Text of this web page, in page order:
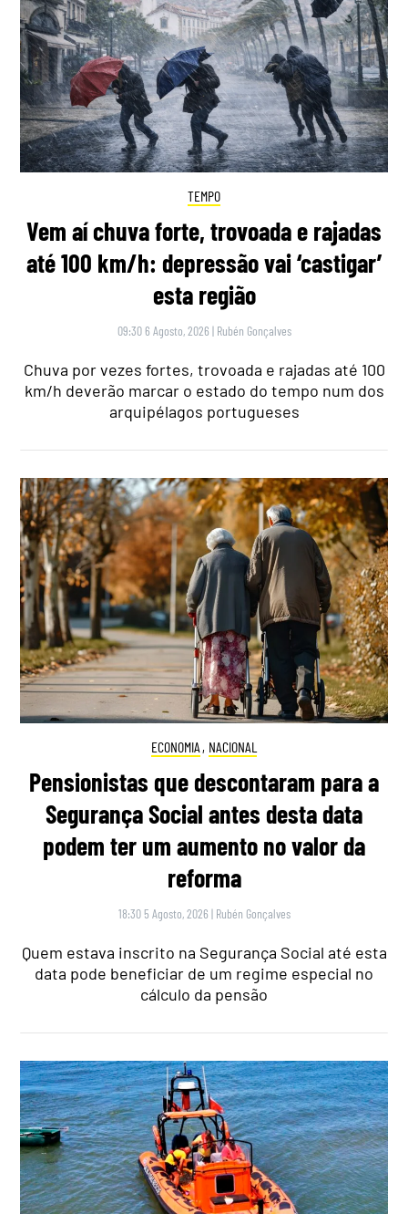
TEMPO
Vem aí chuva forte, trovoada e rajadas
até 100 km/h: depressão vai ‘castigar’
esta região
09:30 6 Agosto, 2026 | Rubén Gonçalves
Chuva por vezes fortes, trovoada e rajadas até 100
km/h deverão marcar o estado do tempo num dos
arquipélagos portugueses
ECONOMIA , NACIONAL
Pensionistas que descontaram para a
Segurança Social antes desta data
podem ter um aumento no valor da
reforma
18:30 5 Agosto, 2026 | Rubén Gonçalves
Quem estava inscrito na Segurança Social até esta
data pode beneficiar de um regime especial no
cálculo da pensão